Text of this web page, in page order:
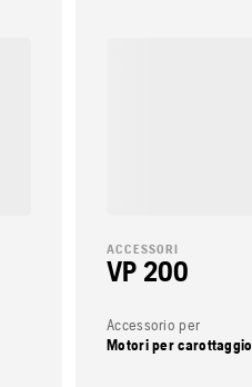
ACCESSORI
VP 200
Accessorio per
Motori per carottaggio